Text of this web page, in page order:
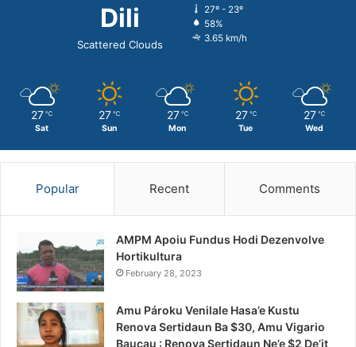
Dili
Scattered Clouds
27º - 23º
58%
3.65 km/h
27 ℃
Sat
27 ℃
Sun
27 ℃
Mon
27 ℃
Tue
27 ℃
Wed
Popular Recent Comments
AMPM Apoiu Fundus Hodi Dezenvolve
Hortikultura
February 28, 2023
Amu Pároku Venilale Hasa’e Kustu
Renova Sertidaun Ba $30, Amu Vigario
Baucau : Renova Sertidaun Ne’e $2 De’it